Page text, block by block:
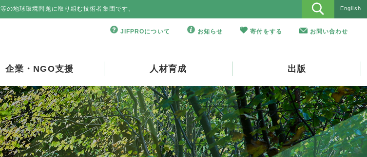
の地球環境問題に取り組む技術者集団です。 English
JIFPROについて お知らせ 寄付をする お問い合わせ
企業・NGO支援 人材育成 出版